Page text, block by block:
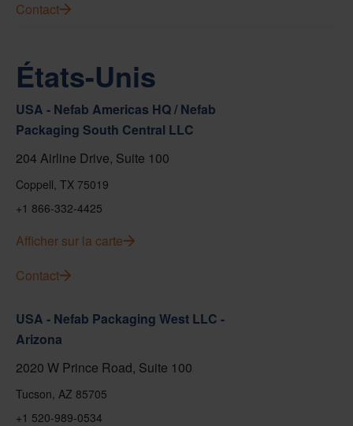
Contact
États-Unis
USA - Nefab Americas HQ / Nefab
Packaging South Central LLC
204 Airline Drive, Suite 100
Coppell, TX 75019
+1 866-332-4425
Afficher sur la carte
Contact
USA - Nefab Packaging West LLC -
Arizona
2020 W Prince Road, Suite 100
Tucson, AZ 85705
+1 520-989-0534